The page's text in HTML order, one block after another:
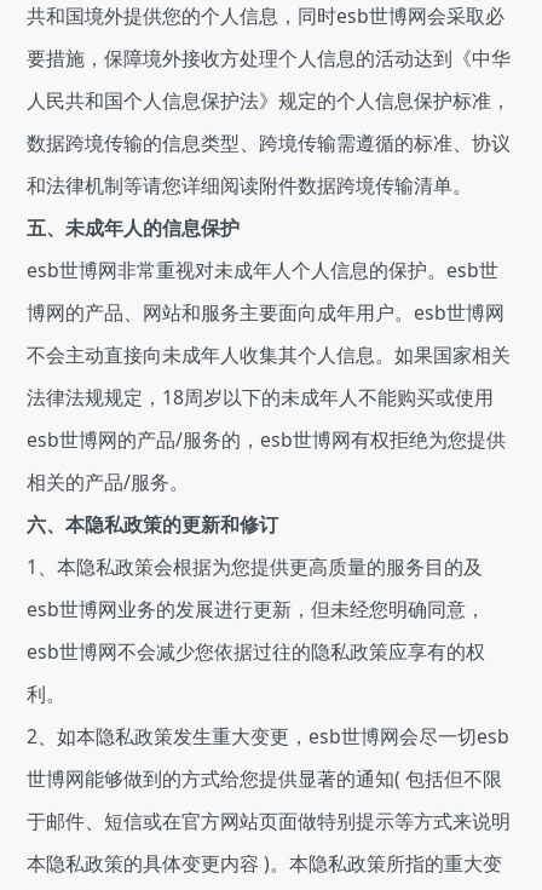
共和国境外提供您的个人信息，同时esb世博网会采取必
要措施，保障境外接收方处理个人信息的活动达到《中华
人民共和国个人信息保护法》规定的个人信息保护标准，
数据跨境传输的信息类型、跨境传输需遵循的标准、协议
和法律机制等请您详细阅读附件数据跨境传输清单。
五、未成年人的信息保护
esb世博网非常重视对未成年人个人信息的保护。esb世
博网的产品、网站和服务主要面向成年用户。esb世博网
不会主动直接向未成年人收集其个人信息。如果国家相关
法律法规规定，18周岁以下的未成年人不能购买或使用
esb世博网的产品/服务的，esb世博网有权拒绝为您提供
相关的产品/服务。
六、本隐私政策的更新和修订
1、本隐私政策会根据为您提供更高质量的服务目的及
esb世博网业务的发展进行更新，但未经您明确同意，
esb世博网不会减少您依据过往的隐私政策应享有的权
利。
2、如本隐私政策发生重大变更，esb世博网会尽一切esb
世博网能够做到的方式给您提供显著的通知( 包括但不限
于邮件、短信或在官方网站页面做特别提示等方式来说明
本隐私政策的具体变更内容 )。本隐私政策所指的重大变